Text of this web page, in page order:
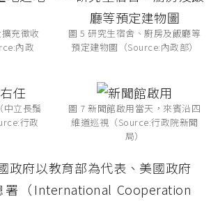
充徵收
內政
圖 5 研究生宿舍、廚房及飯廳等
預定建物圖（Source:內政部）
中立長鬚
行政
圖 7 新聞館啟用當天，來賓沿四
維道巡視（Source:行政院新聞
局）
政府以教育部為代表、美國政府
（International Cooperation